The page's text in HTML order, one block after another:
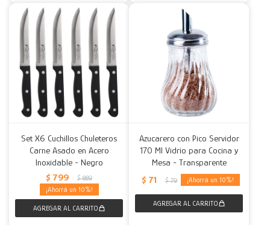
Set X6 Cuchillos Chuleteros
Carne Asado en Acero
Inoxidable - Negro
$ 799 $ 889
10
Azucarero con Pico Servidor
170 Ml Vidrio para Cocina y
Mesa - Transparente
$ 71 $ 79 10